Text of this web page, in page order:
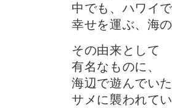
中でも、ハワイ
幸せを運ぶ、海
その由来として
有名なものに、
海辺で遊んでい
サメに襲われて